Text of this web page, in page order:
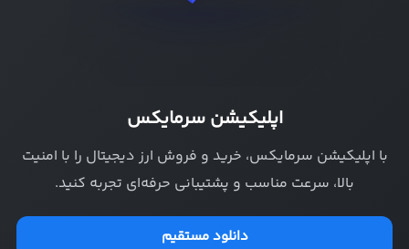
اپلیکیشن سرمایکس
با اپلیکیشن سرمایکس، خرید و فروش ارز دیجیتال را با امنیت
بالا، سرعت مناسب و پشتیبانی حرفه‌ای تجربه کنید.
دانلود مستقیم